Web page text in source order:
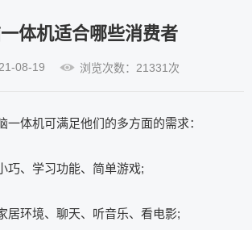
体机适合哪些消费者
08-19 浏览次数：21331次
一体机可满足他们的多方面的需求：
、学习功能、简单游戏;
环境、聊天、听音乐、看电影;